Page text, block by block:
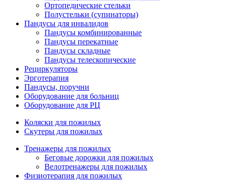
Ортопедические стельки
Полустельки (супинаторы)
Пандусы для инвалидов
Пандусы комбинированные
Пандусы перекатные
Пандусы складные
Пандусы телескопические
Рециркуляторы
Эрготерапия
Пандусы, поручни
Оборудование для больниц
Оборудование для РЦ
Коляски для пожилых
Скутеры для пожилых
Тренажеры для пожилых
Беговые дорожки для пожилых
Велотренажеры для пожилых
Физиотерапия для пожилых